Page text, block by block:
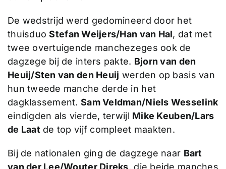
De wedstrijd werd gedomineerd door het
thuisduoStefan Weijers/Han van Hal, dat met
twee overtuigende manchezeges ook de
dagzege bij de inters pakte. Bjorn van den
Heuij/Sten van den Heuij werden op basis van
hun tweede manche derde in het
dagklassement.Sam Veldman/Niels Wesselink
eindigden als vierde, terwijl Mike Keuben/Lars
de Laat de top vijf compleet maakten.
Bij de nationalen ging de dagzege naar Bart
van der Lee/Wouter Direks , die beide manches